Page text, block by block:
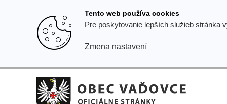
Tento web používa cookies
Pre poskytovanie lepších služieb stránka
Zmena nastavení